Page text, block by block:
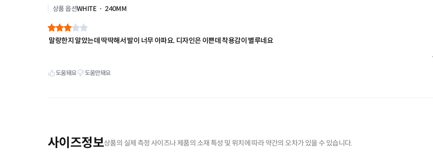
사이즈정보상품의 실제 측정 사이즈나 제품의 소재 특성 및 위치에 따라 약간의 오차가 있을 수 있습니다.